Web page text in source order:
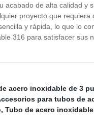
acabado de alta calidad
proyecto que
y rápida, lo que lo
316 para satisfacer
acero inoxidable de 3
para tubos de
, Tubo de acero